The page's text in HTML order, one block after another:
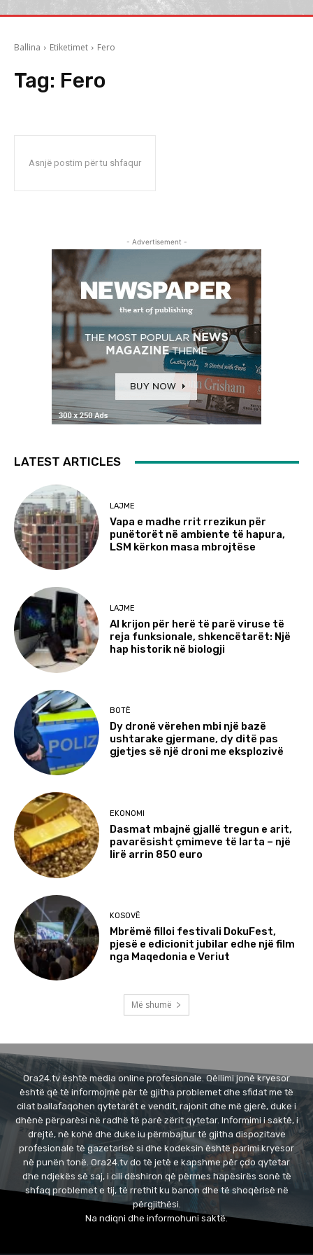
Ballina Etiketimet Fero
Tag: Fero
Asnjë postim për tu shfaqur
- Advertisement -
LATEST ARTICLES
LAJME
Vapa e madhe rrit rrezikun për
punëtorët në ambiente të hapura,
LSM kërkon masa mbrojtëse
LAJME
AI krijon për herë të parë viruse të
reja funksionale, shkencëtarët: Një
hap historik në biologji
BOTË
Dy dronë vërehen mbi një bazë
ushtarake gjermane, dy ditë pas
gjetjes së një droni me eksplozivë
EKONOMI
Dasmat mbajnë gjallë tregun e arit,
pavarësisht çmimeve të larta – një
lirë arrin 850 euro
KOSOVË
Mbrëmë filloi festivali DokuFest,
pjesë e edicionit jubilar edhe një film
nga Maqedonia e Veriut
Më shumë
Ora24.tv është media online profesionale. Qëllimi jonë kryesor
është që të informojmë për të gjitha problemet dhe sfidat me të
cilat ballafaqohen qytetarët e vendit, rajonit dhe më gjerë, duke i
dhënë përparësi në radhë të parë zërit qytetar. Informimi i saktë, i
drejtë, në kohë dhe duke iu përmbajtur të gjitha dispozitave
profesionale të gazetarisë si dhe kodeksin është parimi kryesor
në punën tonë. Ora24.tv do të jetë e kapshme për çdo qytetar
dhe ndjekës së saj, i cili dëshiron që përmes hapësirës sonë të
shfaq problemet e tij, të rrethit ku banon dhe të shoqërisë në
përgjithësi.
Na ndiqni dhe informohuni saktë.